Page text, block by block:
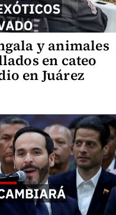
y animales
en cateo
en Juárez